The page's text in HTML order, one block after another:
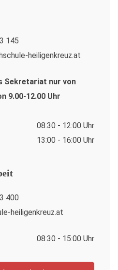
145
heiligenkreuz.at
Sekretariat nur von
9.00-12.00 Uhr
08:30 - 12:00 Uhr
13:00 - 16:00 Uhr
400
heiligenkreuz.at
08:30 - 15:00 Uhr